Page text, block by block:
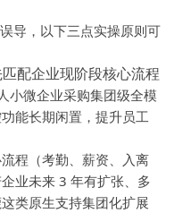
导，以下三点实操原则可
配企业现阶段核心流程
小微企业采购集团级全模
能长期闲置，提升员工
程（考勤、薪资、入离
业未来 3 年有扩张、多
类原生支持集团化扩展